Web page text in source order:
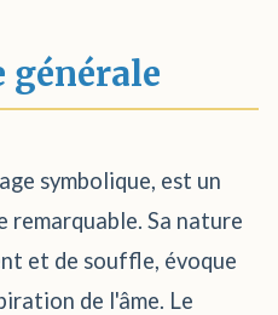
générale
symbolique, est un
remarquable. Sa nature
et de souffle, évoque
de l'âme. Le